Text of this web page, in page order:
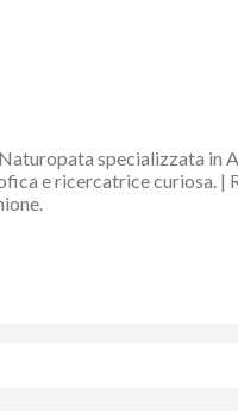
specializzata in
e ricercatrice curiosa.